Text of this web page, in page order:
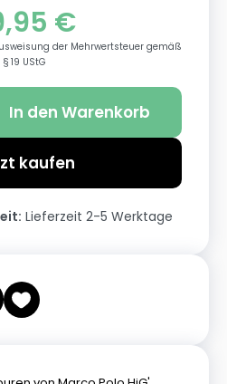
€
der Mehrwertsteuer gemäß
§ 19 UStG
In den Warenkorb
kaufen
Lieferzeit 2-5 Werktage